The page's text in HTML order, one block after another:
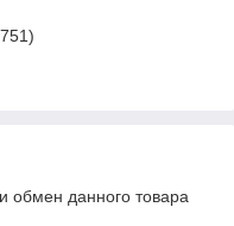
обмен данного товара